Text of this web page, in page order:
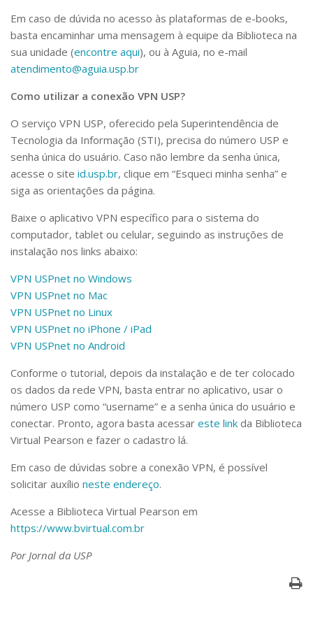
Em caso de dúvida no acesso às plataformas de e-books,
basta encaminhar uma mensagem à equipe da Biblioteca na
sua unidade (encontre aqui), ou à Aguia, no e-mail
atendimento@aguia.usp.br
Como utilizar a conexão VPN USP?
O serviço VPN USP, oferecido pela Superintendência de
Tecnologia da Informação (STI), precisa do número USP e
senha única do usuário. Caso não lembre da senha única,
acesse o site id.usp.br, clique em “Esqueci minha senha” e
siga as orientações da página.
Baixe o aplicativo VPN específico para o sistema do
computador, tablet ou celular, seguindo as instruções de
instalação nos links abaixo:
VPN USPnet no Windows
VPN USPnet no Mac
VPN USPnet no Linux
VPN USPnet no iPhone / iPad
VPN USPnet no Android
Conforme o tutorial, depois da instalação e de ter colocado
os dados da rede VPN, basta entrar no aplicativo, usar o
número USP como “username” e a senha única do usuário e
conectar. Pronto, agora basta acessar este link da Biblioteca
Virtual Pearson e fazer o cadastro lá.
Em caso de dúvidas sobre a conexão VPN, é possível
solicitar auxílio neste endereço.
Acesse a Biblioteca Virtual Pearson em
https://www.bvirtual.com.br
Por Jornal da USP